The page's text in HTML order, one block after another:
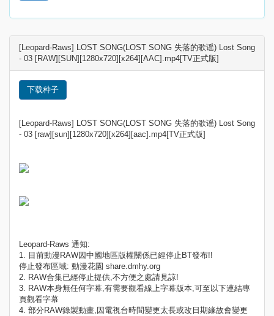
[Leopard-Raws] LOST SONG(LOST SONG 失落的歌谣) Lost Song
- 03 [RAW][SUN][1280x720][x264][AAC].mp4[TV正式版]
下载种子
[Leopard-Raws] LOST SONG(LOST SONG 失落的歌谣) Lost Song
- 03 [raw][sun][1280x720][x264][aac].mp4[TV正式版]
Leopard-Raws 通知:
1. 目前動漫RAW因中國地區版權關係已經停止BT發布!!
停止發布區域: 動漫花園 share.dmhy.org
2. RAW合集已經停止提供,不方便之處請見諒!
3. RAW本身無任何字幕,有需要觀看線上字幕版本,可至以下連結專
頁觀看字幕
4. 部分RAW錄製動畫,因電視台時間變更太長或改日期緣故會變更